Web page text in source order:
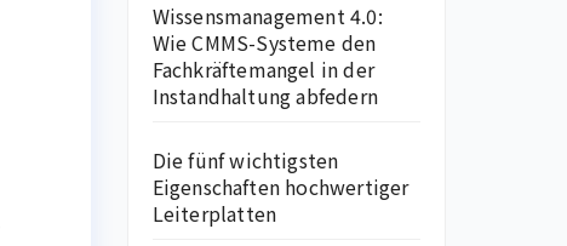
Wissensmanagement 4.0:
Wie CMMS-Systeme den
Fachkräftemangel in der
Instandhaltung abfedern
Die fünf wichtigsten
Eigenschaften hochwertiger
Leiterplatten